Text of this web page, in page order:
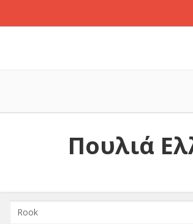
Πουλιά